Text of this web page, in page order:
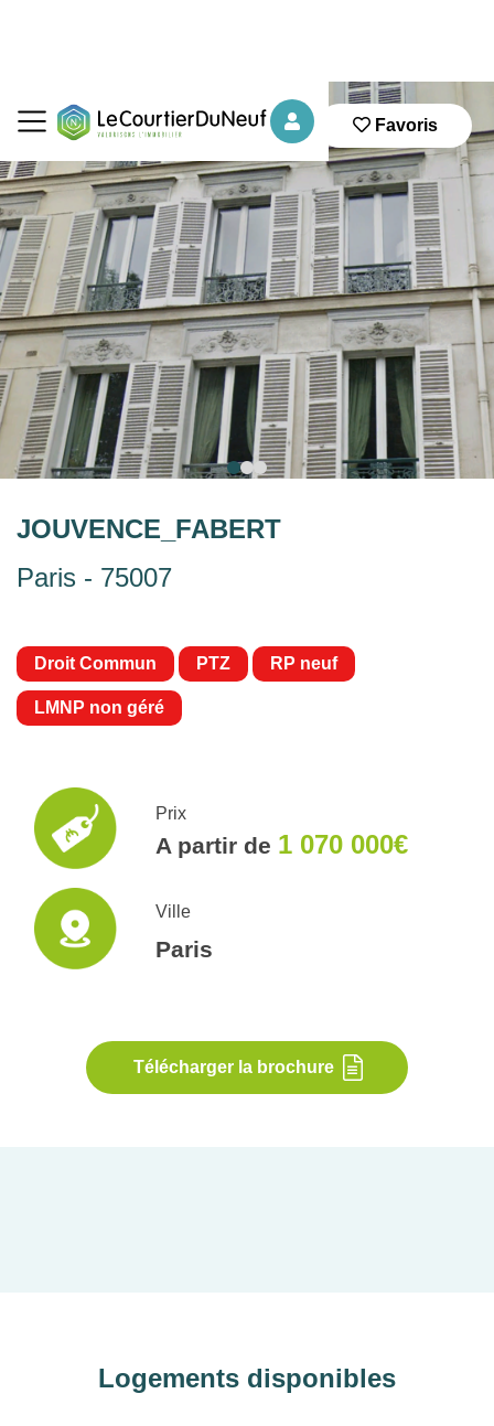
Favoris
JOUVENCE_FABERT
Paris - 75007
Droit Commun PTZ RP neuf
LMNP non géré
Prix
A partir de 1 070 000€
Ville
Paris
Télécharger la brochure
Logements disponibles